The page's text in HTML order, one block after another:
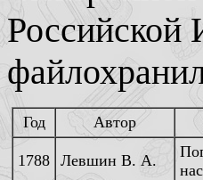
Год Автор
1788 Левшин В. А.